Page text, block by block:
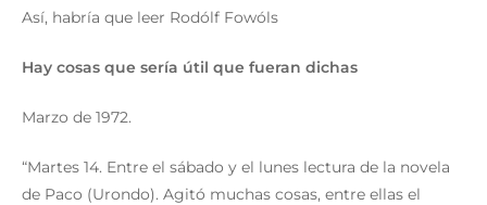
Así, habría que leer Rodólf Fowóls
Hay cosas que sería útil que fueran dichas
Marzo de 1972.
“Martes 14. Entre el sábado y el lunes lectura de la novela
de Paco (Urondo). Agitó muchas cosas, entre ellas el